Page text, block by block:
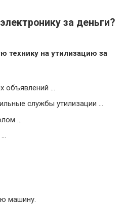
за деньги?
технику на утилизацию за
объявлений …
службы утилизации …
…
машину.